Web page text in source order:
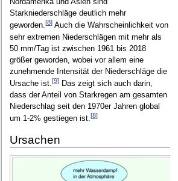
Nordamerika und Asien sind
Starkniederschläge deutlich mehr
geworden.[8]Auch die Wahrscheinlichkeit von
sehr extremen Niederschlägen mit mehr als
50 mm/Tag ist zwischen 1961 bis 2018
größer geworden, wobei vor allem eine
zunehmende Intensität der Niederschläge die
Ursache ist. [9]Das zeigt sich auch darin,
dass der Anteil von Starkregen am gesamten
Niederschlag seit den 1970er Jahren global
um 1-2% gestiegen ist.[8]
Ursachen